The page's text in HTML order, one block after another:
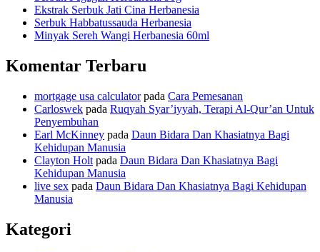
Ekstrak Serbuk Jati Cina Herbanesia
Serbuk Habbatussauda Herbanesia
Minyak Sereh Wangi Herbanesia 60ml
Komentar Terbaru
mortgage usa calculatorpada Cara Pemesanan
Carloswek pada Ruqyah Syar’iyyah, Terapi Al-Qur’an Untuk
Penyembuhan
Earl McKinney pada Daun Bidara Dan Khasiatnya Bagi
Kehidupan Manusia
Clayton Holt pada Daun Bidara Dan Khasiatnya Bagi
Kehidupan Manusia
live sex pada Daun Bidara Dan Khasiatnya Bagi Kehidupan
Manusia
Kategori